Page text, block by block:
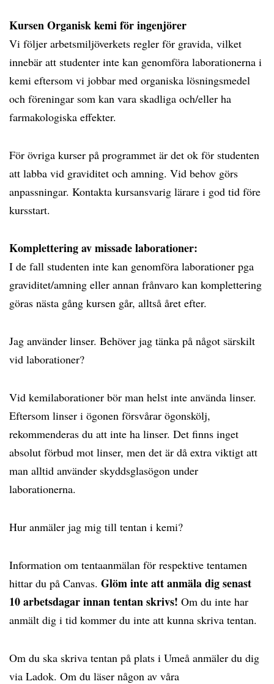
Kursen Organisk kemi för ingenjörer
Vi följer arbetsmiljöverkets regler för gravida, vilket
innebär att studenter inte kan genomföra laborationerna i
kemi eftersom vi jobbar med organiska lösningsmedel
och föreningar som kan vara skadliga och/eller ha
farmakologiska effekter.
För övriga kurser på programmet är det ok för studenten
att labba vid graviditet och amning. Vid behov görs
anpassningar. Kontakta kursansvarig lärare i god tid före
kursstart.
Komplettering av missade laborationer:
I de fall studenten inte kan genomföra laborationer pga
graviditet/amning eller annan frånvaro kan komplettering
göras nästa gång kursen går, alltså året efter.
Jag använder linser. Behöver jag tänka på något särskilt
vid laborationer?
Vid kemilaborationer bör man helst inte använda linser.
Eftersom linser i ögonen försvårar ögonskölj,
rekommenderas du att inte ha linser. Det finns inget
absolut förbud mot linser, men det är då extra viktigt att
man alltid använder skyddsglasögon under
laborationerna.
Hur anmäler jag mig till tentan i kemi?
Information om tentaanmälan för respektive tentamen
hittar du på Canvas. Glöm inte att anmäla dig senast
10 arbetsdagar innan tentan skrivs! Om du inte har
anmält dig i tid kommer du inte att kunna skriva tentan.
Om du ska skriva tentan på plats i Umeå anmäler du dig
via Ladok. Om du läser någon av våra